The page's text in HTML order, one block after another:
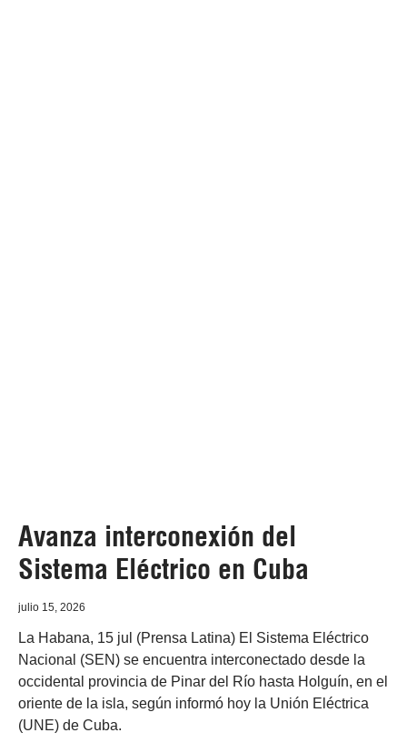
Avanza interconexión del
Sistema Eléctrico en Cuba
julio 15, 2026
La Habana, 15 jul (Prensa Latina) El Sistema Eléctrico
Nacional (SEN) se encuentra interconectado desde la
occidental provincia de Pinar del Río hasta Holguín, en el
oriente de la isla, según informó hoy la Unión Eléctrica
(UNE) de Cuba.